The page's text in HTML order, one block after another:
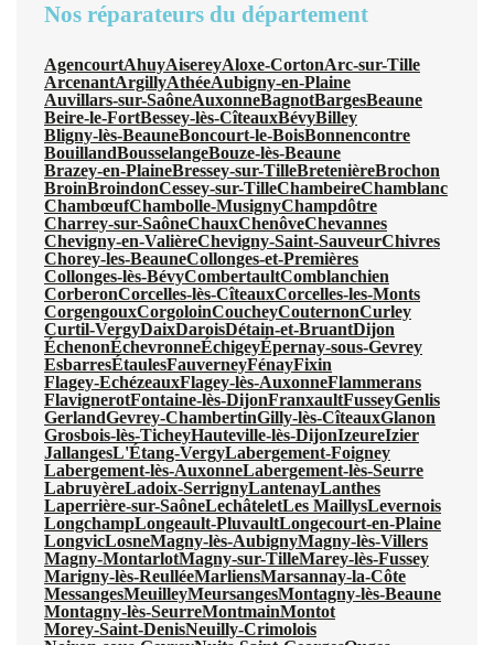
Nos réparateurs du département
AgencourtAhuyAisereyAloxe-CortonArc-sur-Tille
ArcenantArgillyAthéeAubigny-en-Plaine
Auvillars-sur-SaôneAuxonneBagnotBargesBeaune
Beire-le-FortBessey-lès-CîteauxBévyBilley
Bligny-lès-BeauneBoncourt-le-BoisBonnencontre
BouillandBousselangeBouze-lès-Beaune
Brazey-en-PlaineBressey-sur-TilleBretenièreBrochon
BroinBroindonCessey-sur-TilleChambeireChamblanc
ChambœufChambolle-MusignyChampdôtre
Charrey-sur-SaôneChauxChenôveChevannes
Chevigny-en-ValièreChevigny-Saint-SauveurChivres
Chorey-les-BeauneCollonges-et-Premières
Collonges-lès-BévyCombertaultComblanchien
CorberonCorcelles-lès-CîteauxCorcelles-les-Monts
CorgengouxCorgoloinCoucheyCouternonCurley
Curtil-VergyDaixDaroisDétain-et-BruantDijon
ÉchenonÉchevronneÉchigeyÉpernay-sous-Gevrey
EsbarresÉtaulesFauverneyFénayFixin
Flagey-EchézeauxFlagey-lès-AuxonneFlammerans
FlavignerotFontaine-lès-DijonFranxaultFusseyGenlis
GerlandGevrey-ChambertinGilly-lès-CîteauxGlanon
Grosbois-lès-TicheyHauteville-lès-DijonIzeureIzier
JallangesL'Étang-VergyLabergement-Foigney
Labergement-lès-AuxonneLabergement-lès-Seurre
LabruyèreLadoix-SerrignyLantenayLanthes
Laperrière-sur-SaôneLechâteletLes MaillysLevernois
LongchampLongeault-PluvaultLongecourt-en-Plaine
LongvicLosneMagny-lès-AubignyMagny-lès-Villers
Magny-MontarlotMagny-sur-TilleMarey-lès-Fussey
Marigny-lès-ReulléeMarliensMarsannay-la-Côte
MessangesMeuilleyMeursangesMontagny-lès-Beaune
Montagny-lès-SeurreMontmainMontot
Morey-Saint-DenisNeuilly-Crimolois